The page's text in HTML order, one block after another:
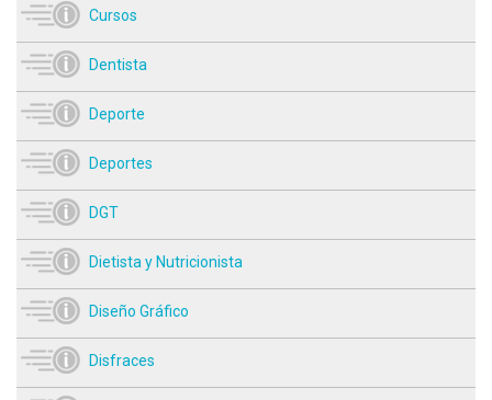
Cursos
Dentista
Deporte
Deportes
DGT
Dietista y Nutricionista
Diseño Gráfico
Disfraces